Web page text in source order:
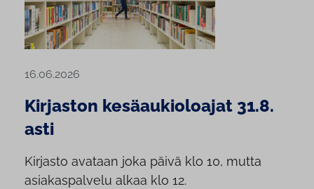
16.06.2026
Kirjaston kesäaukioloajat 31.8.
asti
Kirjasto avataan joka päivä klo 10, mutta
asiakaspalvelu alkaa klo 12.